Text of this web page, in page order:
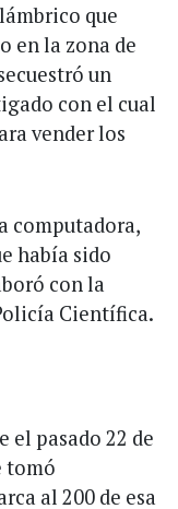
que
en la zona de
un
con el cual
vender los
computadora,
había sido
con la
Científica.
el pasado 22 de
tomó
al 200 de esa